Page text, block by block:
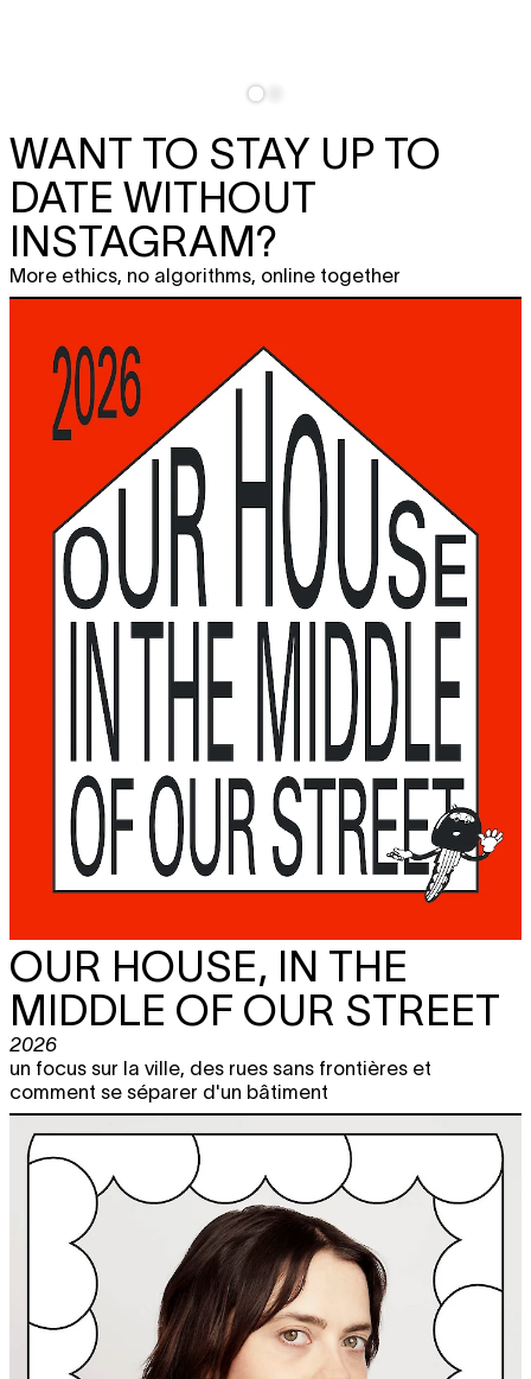
WANT TO STAY UP TO
DATE WITHOUT
INSTAGRAM?
More ethics, no algorithms, online together
OUR HOUSE, IN THE
MIDDLE OF OUR STREET
2026
un focus sur la ville, des rues sans frontières et
comment se séparer d'un bâtiment